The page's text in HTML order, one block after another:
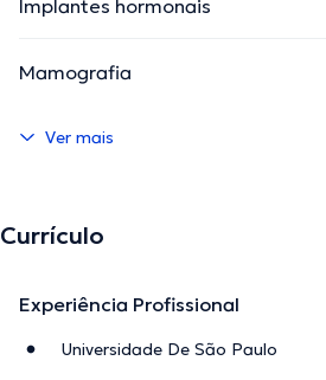
Implantes hormonais
Mamografia
Ver mais
Currículo
Experiência Profissional
Universidade De São Paulo